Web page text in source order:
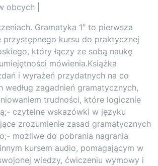
obcych |
Gramatyka 1″ to pierwsza
przystępnego kursu do praktycznej
który łączy ze sobą naukę
mówienia.Książka
i wyrażeń przydatnych na co
według zagadnień gramatycznych,
trudności, które logicznie
czytelne wskazówki w języku
zrozumienie zasad gramatycznych
możliwe do pobrania nagrania
kursem audio, pomagającym w
wiedzy, ćwiczeniu wymowy i